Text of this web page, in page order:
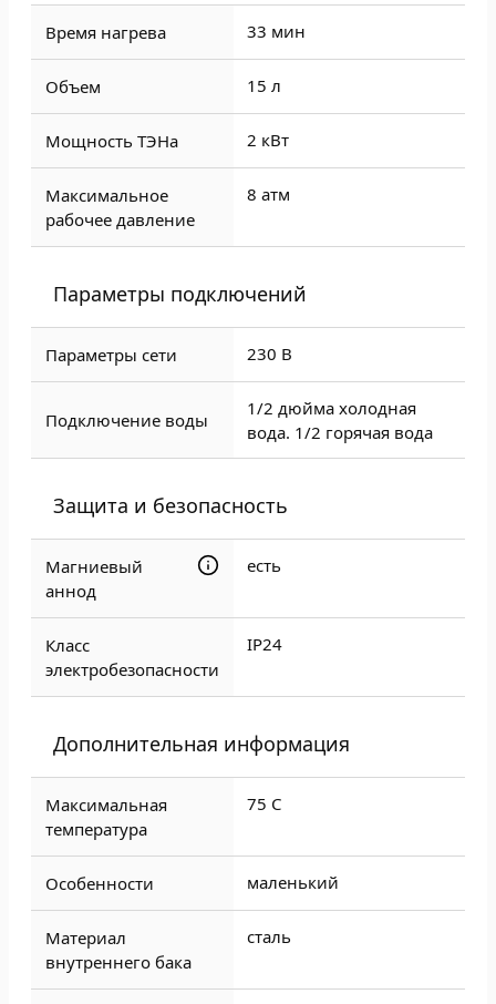
Время нагрева 33 мин
Объем 15 л
Мощность ТЭНа 2 кВт
Максимальное
рабочее давление
8 атм
Параметры подключений
Параметры сети 230 В
Подключение воды
1/2 дюйма холодная
вода. 1/2 горячая вода
Защита и безопасность
Магниевый
аннод
есть
Класс
электробезопасности
IP24
Дополнительная информация
Максимальная
температура
75 C
Особенности маленький
Материал
внутреннего бака
сталь